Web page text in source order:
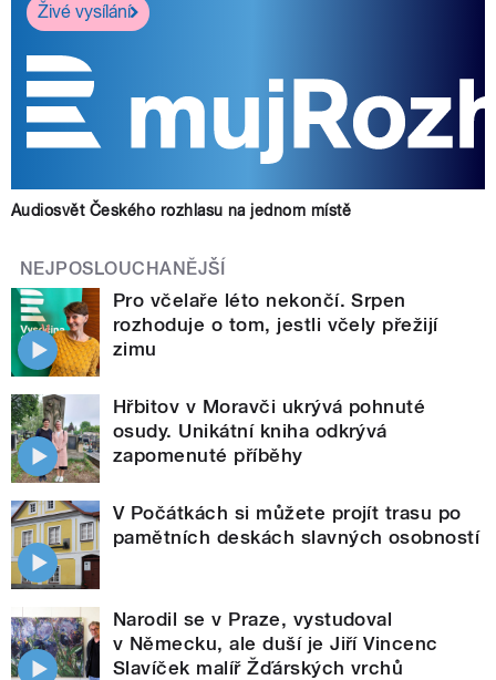
Živé vysílání
Audiosvět Českého rozhlasu na jednom místě
NEJPOSLOUCHANĚJŠÍ
Pro včelaře léto nekončí. Srpen
rozhoduje o tom, jestli včely přežijí
zimu
Hřbitov v Moravči ukrývá pohnuté
osudy. Unikátní kniha odkrývá
zapomenuté příběhy
V Počátkách si můžete projít trasu po
pamětních deskách slavných osobností
Narodil se v Praze, vystudoval
v Německu, ale duší je Jiří Vincenc
Slavíček malíř Žďárských vrchů